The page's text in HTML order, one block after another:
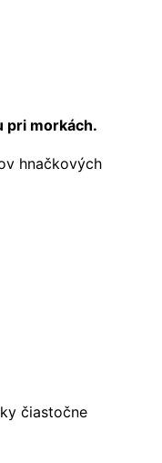
pri morkách.
hnačkových
čiastočne